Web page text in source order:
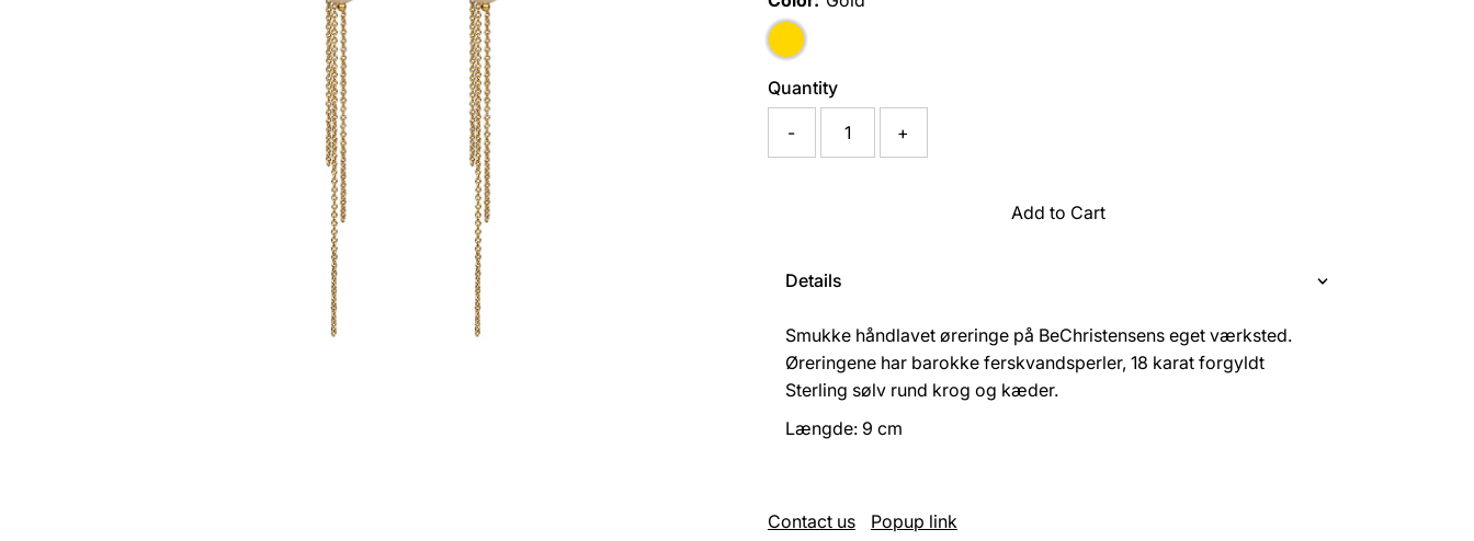
Quantity
- +
Add to Cart
Details
Smukke håndlavet øreringe på BeChristensens eget værksted.
Øreringene har barokke ferskvandsperler, 18 karat forgyldt
Sterling sølv rund krog og kæder.
Længde: 9 cm
Contact us Popup link